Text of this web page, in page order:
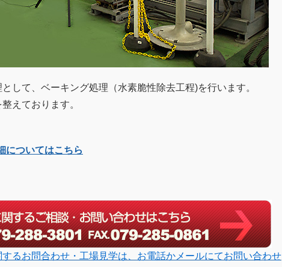
して、ベーキング処理（水素脆性除去工程)を行います。
えております。
についてはこちら
るお問合わせ・工場見学は、お電話かメールにてお問い合わせ